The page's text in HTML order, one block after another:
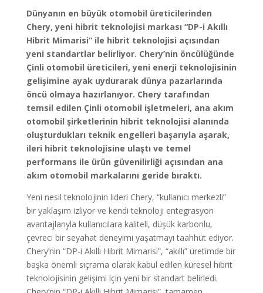
Dünyanın en büyük otomobil üreticilerinden
Chery, yeni hibrit teknolojisi markası “DP-i Akıllı
Hibrit Mimarisi” ile hibrit teknolojisi açısından
yeni standartlar belirliyor. Chery’nin öncülüğünde
Çinli otomobil üreticileri, yeni enerji teknolojisinin
gelişimine ayak uydurarak dünya pazarlarında
öncü olmaya hazırlanıyor. Chery tarafından
temsil edilen Çinli otomobil işletmeleri, ana akım
otomobil şirketlerinin hibrit teknolojisi alanında
oluşturdukları teknik engelleri başarıyla aşarak,
ileri hibrit teknolojisine ulaştı ve temel
performans ile ürün güvenilirliği açısından ana
akım otomobil markalarını geride bıraktı.
Yeni nesil teknolojinin lideri Chery, “kullanıcı merkezli”
bir yaklaşım izliyor ve kendi teknoloji entegrasyon
avantajlarıyla kullanıcılara kaliteli, düşük karbonlu,
çevreci bir seyahat deneyimi yaşatmayı taahhüt ediyor.
Chery’nin “DP-i Akıllı Hibrit Mimarisi”, “akıllı” üretimde bir
başka önemli sıçrama olarak kabul edilen küresel hibrit
teknolojisinin gelişimi için yeni bir standart belirledi.